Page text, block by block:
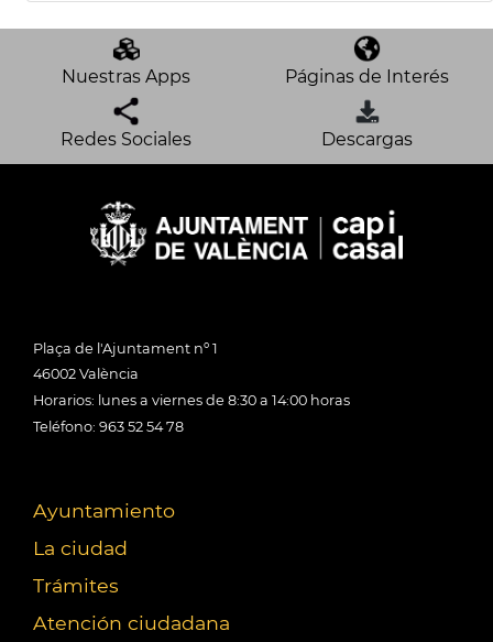
Nuestras Apps Páginas de Interés
Redes Sociales Descargas
Plaça de l'Ajuntament nº 1
46002 València
Horarios: lunes a viernes de 8:30 a 14:00 horas
Teléfono: 963 52 54 78
Ayuntamiento
La ciudad
Trámites
Atención ciudadana